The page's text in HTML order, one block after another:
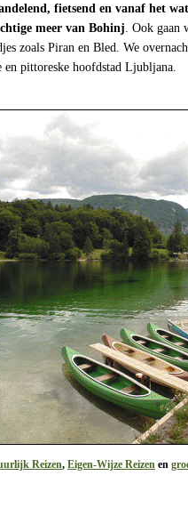
fietsend en vanaf het
meer van Bohinj . Ook
zoals Piran en Bled. We
pittoreske hoofdstad Ljubljana.
Reizen, Eigen-Wijze Reizen en